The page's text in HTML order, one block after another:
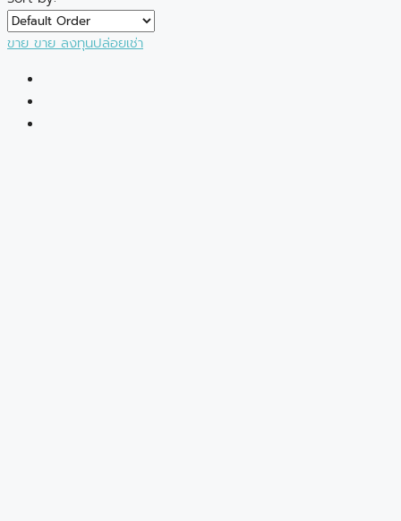
ขาย ขาย ลงทุนปล่อยเช่า